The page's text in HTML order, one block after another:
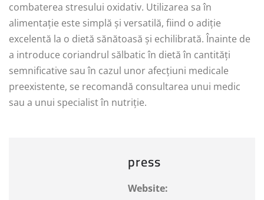
combaterea stresului oxidativ. Utilizarea sa în
alimentație este simplă și versatilă, fiind o adiție
excelentă la o dietă sănătoasă și echilibrată. Înainte de
a introduce coriandrul sălbatic în dietă în cantități
semnificative sau în cazul unor afecțiuni medicale
preexistente, se recomandă consultarea unui medic
sau a unui specialist în nutriție.
press
Website: